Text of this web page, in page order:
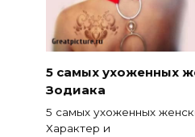
5 самых ухоженных
Зодиака
5 самых ухоженных
Характер и